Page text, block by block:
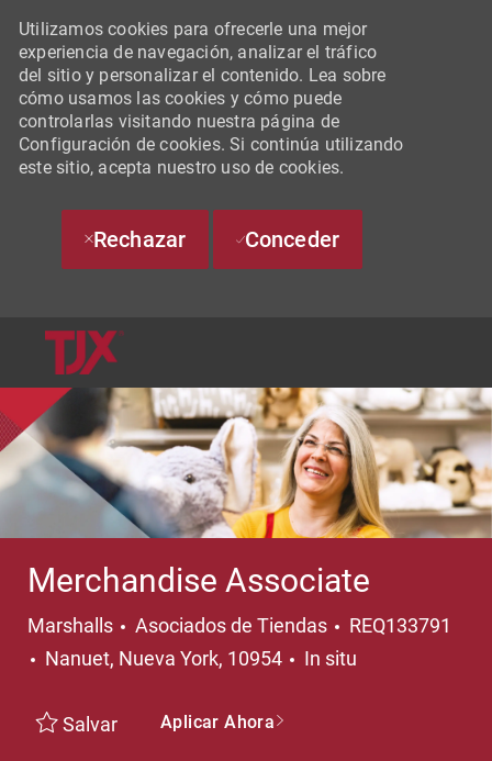
Utilizamos cookies para ofrecerle una mejor
experiencia de navegación, analizar el tráfico
del sitio y personalizar el contenido. Lea sobre
cómo usamos las cookies y cómo puede
controlarlas visitando nuestra página de
Configuración de cookies. Si continúa utilizando
este sitio, acepta nuestro uso de cookies.
Rechazar Conceder
Merchandise Associate
Marshalls Categoría
Asociados de Tiendas
REQ133791
Ubicación
Nanuet, Nueva York, 10954 In situ
Salvar Aplicar Ahora